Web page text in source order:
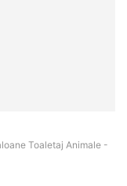
Toaletaj Animale -